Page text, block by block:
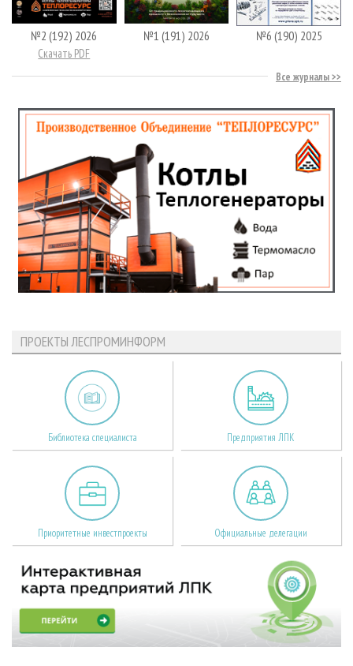
№2 (192) 2026
Скачать PDF
№1 (191) 2026 №6 (190) 2025
Все журналы
ПРОЕКТЫ ЛЕСПРОМИНФОРМ
Библиотека специалиста Предприятия ЛПК
Приоритетные инвестпроекты Официальные делегации